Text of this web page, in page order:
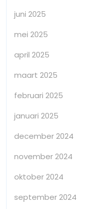
juni 2025
mei 2025
april 2025
maart 2025
februari 2025
januari 2025
december 2024
november 2024
oktober 2024
september 2024